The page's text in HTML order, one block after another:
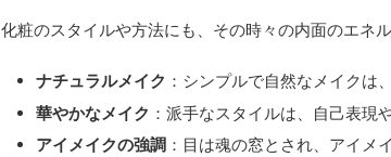
化粧のスタイルや方法にも、その時々の内面のエネ
ナチュラルメイク ：シンプルで自然なメイクは
華やかなメイク ：派手なスタイルは、自己表現
アイメイクの強調 ：目は魂の窓とされ、アイメ